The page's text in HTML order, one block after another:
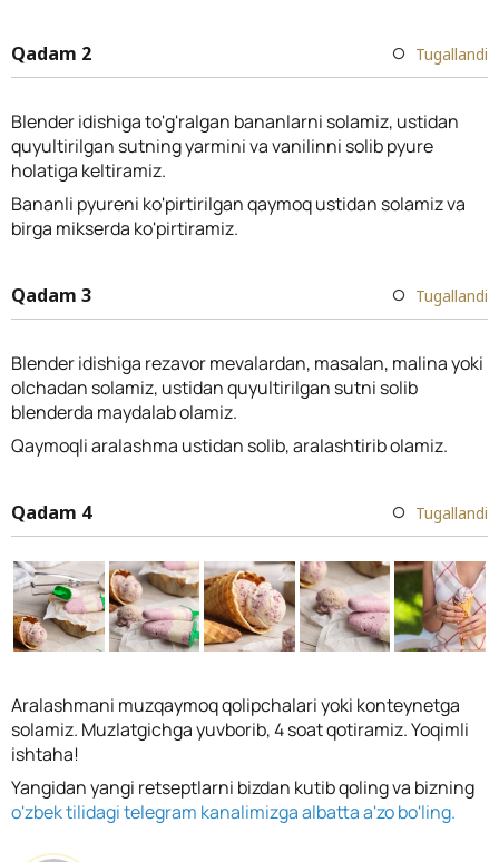
Qadam 2 Tugallandi
Blender idishiga to'g'ralgan bananlarni solamiz, ustidan
quyultirilgan sutning yarmini va vanilinni solib pyure
holatiga keltiramiz.
Bananli pyureni ko'pirtirilgan qaymoq ustidan solamiz va
birga mikserda ko'pirtiramiz.
Qadam 3 Tugallandi
Blender idishiga rezavor mevalardan, masalan, malina yoki
olchadan solamiz, ustidan quyultirilgan sutni solib
blenderda maydalab olamiz.
Qaymoqli aralashma ustidan solib, aralashtirib olamiz.
Qadam 4 Tugallandi
Aralashmani muzqaymoq qolipchalari yoki konteynetga
solamiz. Muzlatgichga yuvborib, 4 soat qotiramiz. Yoqimli
ishtaha!
Yangidan yangi retseptlarni bizdan kutib qoling va bizning
o'zbek tilidagi telegram kanalimizga albatta a'zo bo'ling.